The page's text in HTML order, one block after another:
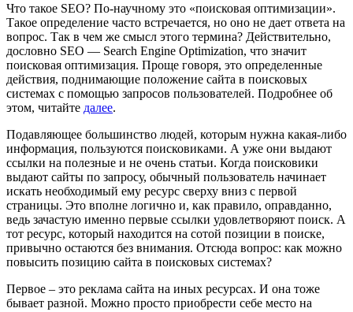
Что такое SEO? По-научному это «поисковая оптимизации».
Такое определение часто встречается, но оно не дает ответа на
вопрос. Так в чем же смысл этого термина? Действительно,
дословно SEO — Search Engine Optimization, что значит
поисковая оптимизация. Проще говоря, это определенные
действия, поднимающие положение сайта в поисковых
системах с помощью запросов пользователей. Подробнее об
этом, читайте далее.
Подавляющее большинство людей, которым нужна какая-либо
информация, пользуются поисковиками. А уже они выдают
ссылки на полезные и не очень статьи. Когда поисковики
выдают сайты по запросу, обычный пользователь начинает
искать необходимый ему ресурс сверху вниз с первой
страницы. Это вполне логично и, как правило, оправданно,
ведь зачастую именно первые ссылки удовлетворяют поиск. А
тот ресурс, который находится на сотой позиции в поиске,
привычно остаются без внимания. Отсюда вопрос: как можно
повысить позицию сайта в поисковых системах?
Первое – это реклама сайта на иных ресурсах. И она тоже
бывает разной. Можно просто приобрести себе место на